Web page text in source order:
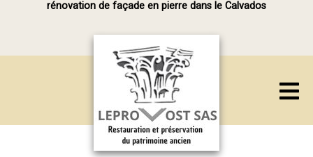
rénovation de façade en pierre dans le Calvados